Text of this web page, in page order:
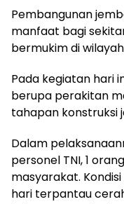
Pembangunan
manfaat bagi
bermukim di
Pada kegiatan hari
berupa perakitan
tahapan konstruksi
Dalam
personel TNI, 1
masyarakat.
hari terpantau